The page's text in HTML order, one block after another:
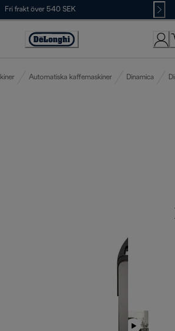
Fri frakt över 540 SEK
Accessibility
Automatiska kaffemaskiner Dinamica